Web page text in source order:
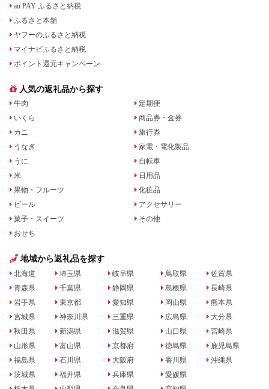
au PAY ふるさと納税
ふるさと本舗
ヤフーのふるさと納税
マイナビふるさと納税
ポイント還元キャンペーン
人気の返礼品から探す
牛肉
いくら
カニ
うなぎ
うに
米
果物・フルーツ
ビール
菓子・スイーツ
おせち
定期便
商品券・金券
旅行券
家電・電化製品
自転車
日用品
化粧品
アクセサリー
その他
地域から返礼品を探す
北海道
青森県
岩手県
宮城県
秋田県
山形県
福島県
茨城県
埼玉県
千葉県
東京都
神奈川県
新潟県
富山県
石川県
福井県
岐阜県
静岡県
愛知県
三重県
滋賀県
京都府
大阪府
兵庫県
鳥取県
島根県
岡山県
広島県
山口県
徳島県
香川県
愛媛県
佐賀県
長崎県
熊本県
大分県
宮崎県
鹿児島県
沖縄県